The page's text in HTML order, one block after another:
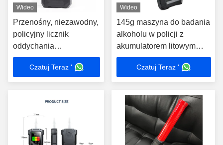
Wideo
Przenośny, niezawodny,
policyjny licznik
oddychania
12cm*5.7cm*2.7cm
Czatuj Teraz '
Wideo
145g maszyna do badania
alkoholu w policji z
akumulatorem litowym
1500mAh
Czatuj Teraz '